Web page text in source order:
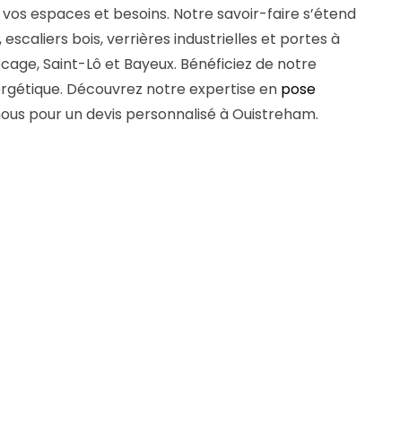
espaces et besoins. Notre savoir-faire s’étend
escaliers bois, verrières industrielles et portes à
Saint-Lô et Bayeux. Bénéficiez de notre
Découvrez notre expertise en pose
pour un devis personnalisé à Ouistreham.